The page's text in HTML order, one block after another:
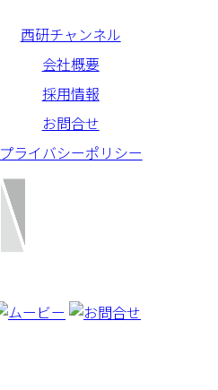
西研チャンネル
会社概要
採用情報
お問合せ
プライバシーポリシー